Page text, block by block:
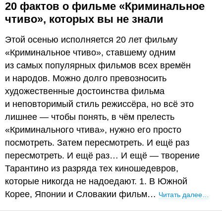
20 фактов о фильме «Криминальное
чтиво», которых вы не знали
Этой осенью исполняется 20 лет фильму
«Криминальное чтиво», ставшему одним
из самых популярных фильмов всех времён
и народов. Можно долго превозносить
художественные достоинства фильма
и неповторимый стиль режиссёра, но всё это
лишнее — чтобы понять, в чём прелесть
«Криминального чтива», нужно его просто
посмотреть. Затем пересмотреть. И ещё раз
пересмотреть. И ещё раз… И ещё — творение
Тарантино из разряда тех киношедевров,
которые никогда не надоедают. 1. В Южной
Корее, Японии и Словакии фильм… Читать далее…